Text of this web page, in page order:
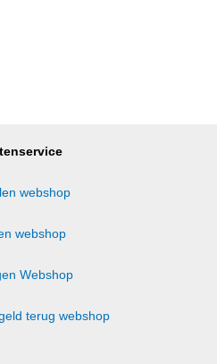
webshop
webshop
Webshop
terug webshop